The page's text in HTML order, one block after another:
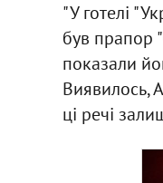
"У готелі
був прапор
показали
Виявилось,
ці речі